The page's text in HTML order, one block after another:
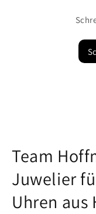
Team
Juwelier
Uhren aus